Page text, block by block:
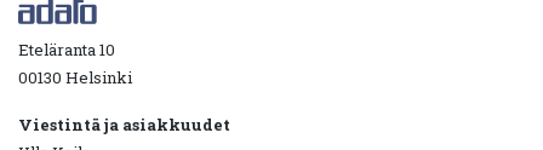
Eteläranta 10
00130 Helsinki
Viestintä ja asiakkuudet